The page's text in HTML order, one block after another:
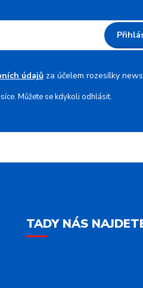
údajůza účelem rozesílky
Můžete se kdykoli odhlásit.
TADY NÁS